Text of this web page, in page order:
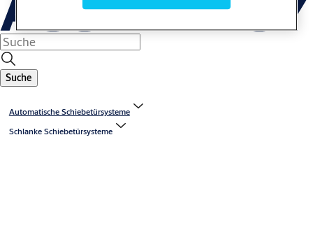
Suche
Automatische Schiebetürsysteme
Schlanke Schiebetürsysteme